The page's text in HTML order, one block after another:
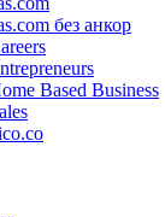
без анкор
Based Business